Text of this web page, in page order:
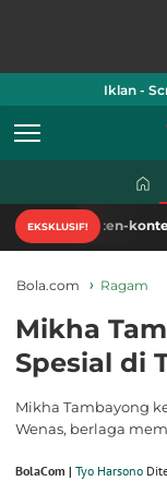
Iklan -
EKSKLUSIF!
konten Piala Dunia
Bola.com Ragam
Mikha
Spesial di
Mikha Tambayong
Wenas, berlaga
BolaCom | Tyo Harsono